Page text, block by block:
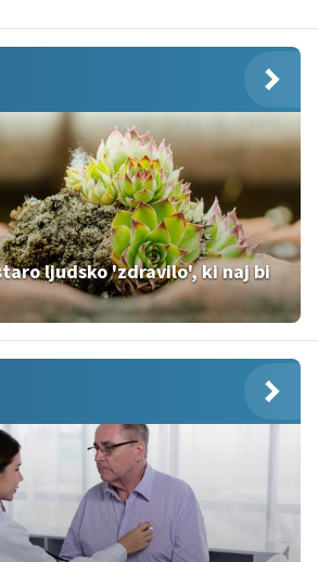
ljudsko 'zdravilo', ki naj bi